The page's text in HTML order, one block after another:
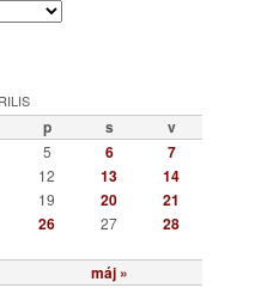
p s v
máj »
5 6 7
12 13 14
19 20
21
26 27
28